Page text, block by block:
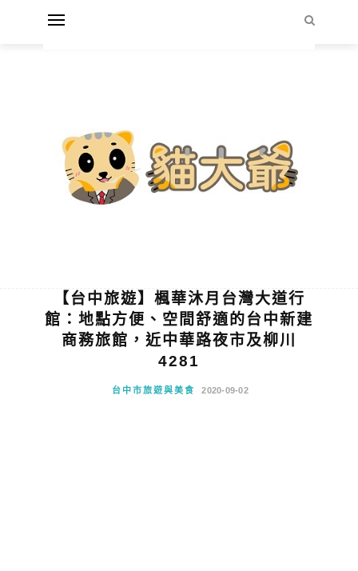
【台中旅遊】楓華沐月台灣大道行
館：地點方便、空間舒適的台中新建
商務旅館，近中華路夜市及柳川
4281
台中市旅遊與美食 2020-09-02